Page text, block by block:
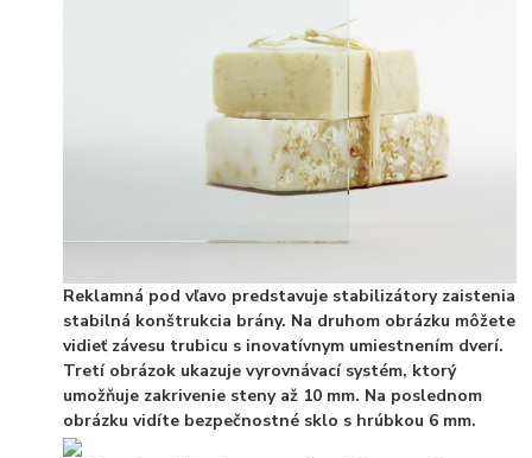
Reklamná pod vľavo predstavuje stabilizátory zaistenia
stabilná konštrukcia brány. Na druhom obrázku môžete
vidieť závesu trubicu s inovatívnym umiestnením dverí.
Tretí obrázok ukazuje vyrovnávací systém, ktorý
umožňuje zakrivenie steny až 10 mm. Na poslednom
obrázku vidíte bezpečnostné sklo s hrúbkou 6 mm.